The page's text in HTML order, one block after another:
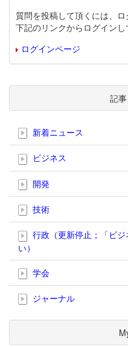
質問を投稿して頂くには、ロ
下記のリンクからログインし
ログインページ
記
新着ニュース
ビジネス
開発
技術
行政（更新停止；「ビ
い）
学会
ジャーナル